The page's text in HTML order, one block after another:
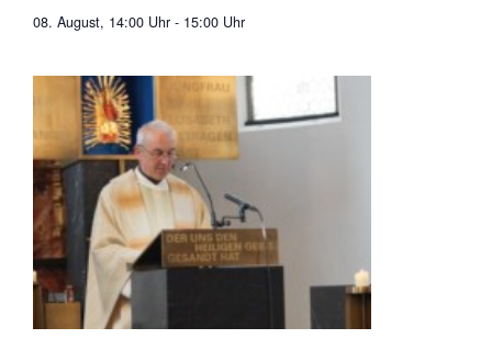
08. August, 14:00 Uhr - 15:00 Uhr